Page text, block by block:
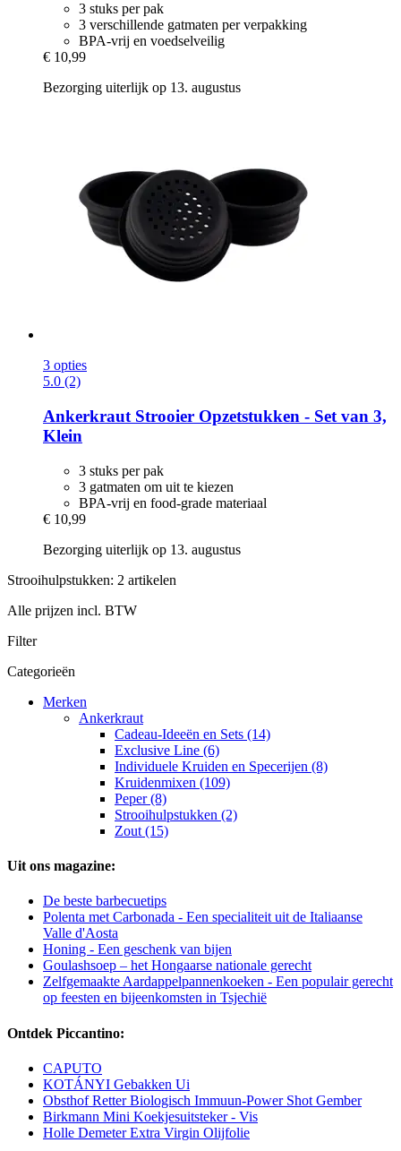
3 stuks per pak
3 verschillende gatmaten per verpakking
BPA-vrij en voedselveilig
€ 10,99
Bezorging uiterlijk op 13. augustus
3 opties
5.0 (2)
Ankerkraut Strooier Opzetstukken -​ Set van 3,
Klein
3 stuks per pak
3 gatmaten om uit te kiezen
BPA-vrij en food-grade materiaal
€ 10,99
Bezorging uiterlijk op 13. augustus
Strooihulpstukken: 2 artikelen
Alle prijzen incl. BTW
Filter
Categorieën
Merken
Ankerkraut
Cadeau-Ideeën en Sets (14)
Exclusive Line (6)
Individuele Kruiden en Specerijen (8)
Kruidenmixen (109)
Peper (8)
Strooihulpstukken (2)
Zout (15)
Uit ons magazine:
De beste barbecuetips
Polenta met Carbonada - Een specialiteit uit de Italiaanse
Valle d'Aosta
Honing - Een geschenk van bijen
Goulashsoep – het Hongaarse nationale gerecht
Zelfgemaakte Aardappelpannenkoeken - Een populair gerecht
op feesten en bijeenkomsten in Tsjechië
Ontdek Piccantino:
CAPUTO
KOTÁNYI Gebakken Ui
Obsthof Retter Biologisch Immuun-Power Shot Gember
Birkmann Mini Koekjesuitsteker - Vis
Holle Demeter Extra Virgin Olijfolie